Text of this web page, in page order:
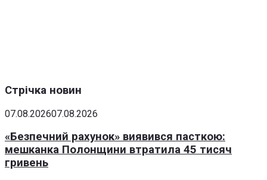
Стрічка новин
07.08.202607.08.2026
«Безпечний рахунок» виявився пасткою:
мешканка Полонщини втратила 45 тисяч
гривень